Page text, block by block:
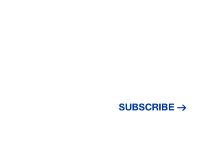
SUBSCRIBE